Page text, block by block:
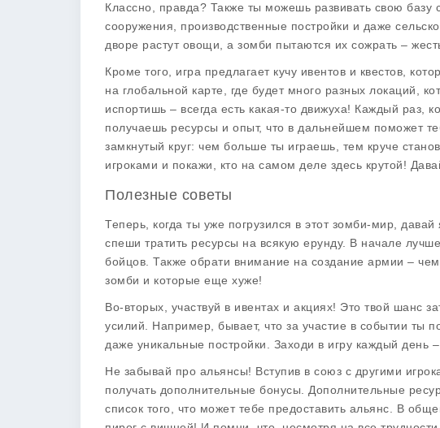
Классно, правда? Также ты можешь развивать свою
сооружения, производственные постройки и даже
дворе растут овощи, а зомби пытаются их сожрать –
Кроме того, игра предлагает кучу ивентов и квестов,
на глобальной карте, где будет много разных локаций,
испортишь – всегда есть какая-то движуха! Каждый раз,
получаешь ресурсы и опыт, что в дальнейшем поможет
замкнутый круг: чем больше ты играешь, тем круче
игроками и покажи, кто на самом деле здесь крутой!
Полезные советы
Теперь, когда ты уже погрузился в этот зомби-мир,
спеши тратить ресурсы на всякую ерунду. В начале
бойцов. Также обрати внимание на создание армии –
зомби и которые еще хуже!
Во-вторых, участвуй в ивентах и акциях! Это твой шанс
усилий. Например, бывает, что за участие в событии ты
даже уникальные постройки. Заходи в игру каждый
Не забывай про альянсы! Вступив в союз с другими
получать дополнительные бонусы. Дополнительные
список того, что может тебе предоставить альянс. В